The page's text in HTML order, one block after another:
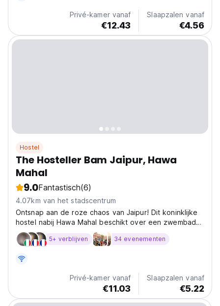
Privé-kamer vanaf
€12.43
Slaapzalen vanaf
€4.56
Hostel
The Hosteller Bam Jaipur, Hawa
Mahal
9.0Fantastisch(6)
4.07km van het stadscentrum
Ontsnap aan de roze chaos van Jaipur! Dit koninklijke
hostel nabij Hawa Mahal beschikt over een zwembad
en een eigen café. Comfortabele slaapzalen en
privékamers, perfect voor uitzicht op de stad Jaipur.
5+ verblijven 34 evenementen
Privé-kamer vanaf
€11.03
Slaapzalen vanaf
€5.22